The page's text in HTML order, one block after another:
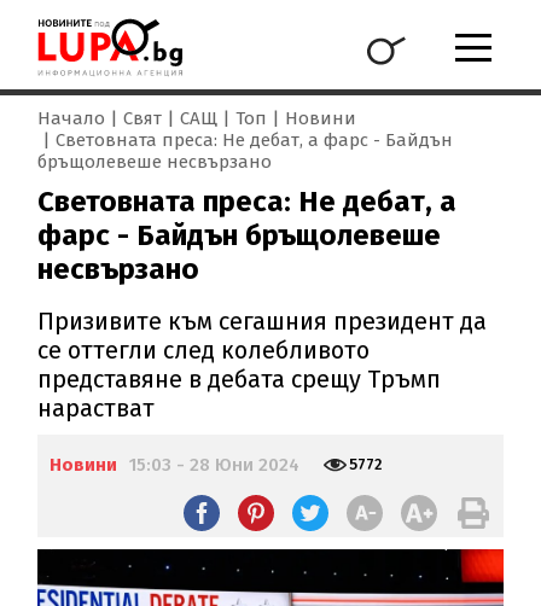
Начало Свят САЩ Топ
Новини
Световната преса: Не дебат, а фарс - Байдън
бръщолевеше несвързано
Световната преса: Не дебат, а
фарс - Байдън бръщолевеше
несвързано
Призивите към сегашния президент да
се оттегли след колебливото
представяне в дебата срещу Тръмп
нарастват
Новини 15:03 - 28 Юни 2024 5772